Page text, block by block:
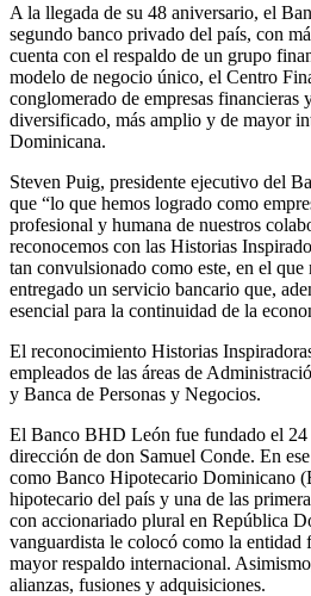
A la llegada de su 48 aniversario, el
segundo banco privado del país, con
cuenta con el respaldo de un grupo
modelo de negocio único, el Centro
conglomerado de empresas financieras
diversificado, más amplio y de mayor
Dominicana.
Steven Puig, presidente ejecutivo del
que “lo que hemos logrado como
profesional y humana de nuestros
reconocemos con las Historias
tan convulsionado como este, en el que
entregado un servicio bancario que,
esencial para la continuidad de la
El reconocimiento Historias
empleados de las áreas de
y Banca de Personas y Negocios.
El Banco BHD León fue fundado el
dirección de don Samuel Conde. En
como Banco Hipotecario Dominicano
hipotecario del país y una de las
con accionariado plural en República
vanguardista le colocó como la entidad
mayor respaldo internacional.
alianzas, fusiones y adquisiciones.